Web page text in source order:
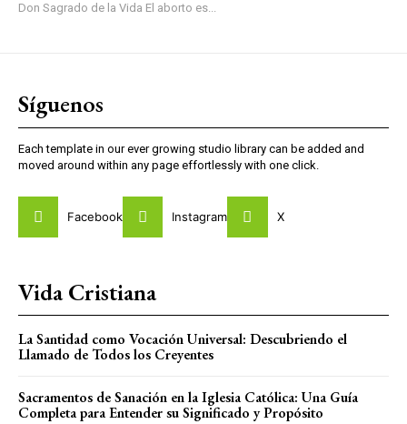
Don Sagrado de la Vida El aborto es...
Síguenos
Each template in our ever growing studio library can be added and
moved around within any page effortlessly with one click.
Facebook Instagram X
Vida Cristiana
La Santidad como Vocación Universal: Descubriendo el
Llamado de Todos los Creyentes
Sacramentos de Sanación en la Iglesia Católica: Una Guía
Completa para Entender su Significado y Propósito